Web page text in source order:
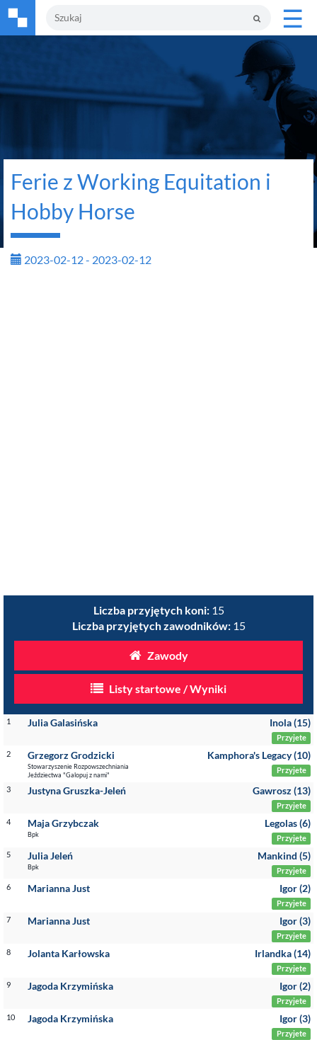
☰
Ferie z Working Equitation i
Hobby Horse
2023-02-12 - 2023-02-12
Liczba przyjętych koni: 15
Liczba przyjętych zawodników: 15
Zawody
Listy startowe / Wyniki
1 Julia Galasińska Inola (15)
Przyjete
2 Grzegorz Grodzicki
Stowarzyszenie Rozpowszechniania
Jeździectwa "Galopuj z nami"
Kamphora's Legacy (10)
Przyjete
3 Justyna Gruszka-Jeleń Gawrosz (13)
Przyjete
4 Maja Grzybczak
Bpk
Legolas (6)
Przyjete
5 Julia Jeleń
Bpk
Mankind (5)
Przyjete
6 Marianna Just Igor (2)
Przyjete
7 Marianna Just Igor (3)
Przyjete
8 Jolanta Karłowska Irlandka (14)
Przyjete
9 Jagoda Krzymińska Igor (2)
Przyjete
10 Jagoda Krzymińska Igor (3)
Przyjete